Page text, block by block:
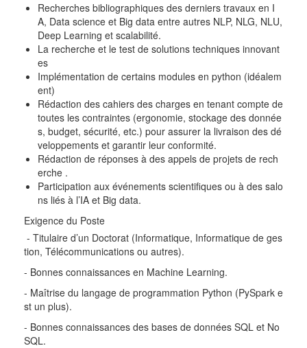
Recherches bibliographiques des derniers travaux en I
A, Data science et Big data entre autres NLP, NLG, NLU,
Deep Learning et scalabilité.
La recherche et le test de solutions techniques innovant
es
Implémentation de certains modules en python (idéalem
ent)
Rédaction des cahiers des charges en tenant compte de
toutes les contraintes (ergonomie, stockage des donnée
s, budget, sécurité, etc.) pour assurer la livraison des dé
veloppements et garantir leur conformité.
Rédaction de réponses à des appels de projets de rech
erche .
Participation aux événements scientifiques ou à des salo
ns liés à l’IA et Big data.
Exigence du Poste
- Titulaire d’un Doctorat (Informatique, Informatique de ges
tion, Télécommunications ou autres).
- Bonnes connaissances en Machine Learning.
- Maîtrise du langage de programmation Python (PySpark e
st un plus).
- Bonnes connaissances des bases de données SQL et No
SQL.